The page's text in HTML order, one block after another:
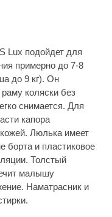
Lux подойдет для
примерно до 7-8
до 9 кг). Он
коляски без
снимается. Для
капора
Люлька имеет
борта и пластиковое
Толстый
малышу
Наматрасник и